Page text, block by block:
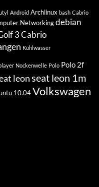
Android Archlinux bash Cabrio
Networkingdebian
3 Cabrio
Kühlwasser
Nockenwelle Polo Polo 2f
leonseat leon 1m
10.04Volkswagen